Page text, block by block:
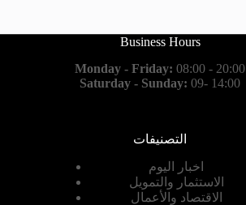
Business Hours
Monday - Friday: 08:00 - 20:00
Saturday - Sunday: 09- 14:00
التصنيفات
اخبار اليوم
الاستثمار والتمويل
الاقتصاد والأعمال